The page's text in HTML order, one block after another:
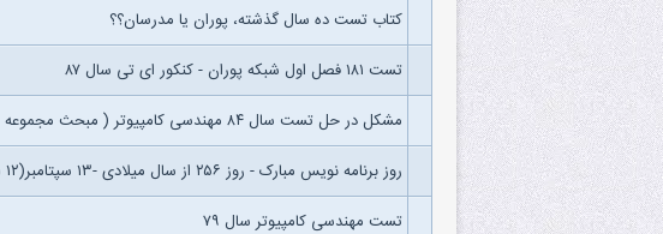
کتاب تست ده سال گذشته، پوران یا مدرسان؟؟
تست ۱۸۱ فصل اول شبکه پوران - کنکور ای تی سال ۸۷
مشکل در حل تست سال ۸۴ مهندسی کامپیوتر ( مبحث مجموعه های تفاضل متفارن )
روز برنامه نویس مبارک - روز ۲۵۶ از سال میلادی -۱۳ سپتامبر(۱۲ سپتامبر در سال‌ کبیسه)
تست مهندسی کامپیوتر سال ۷۹